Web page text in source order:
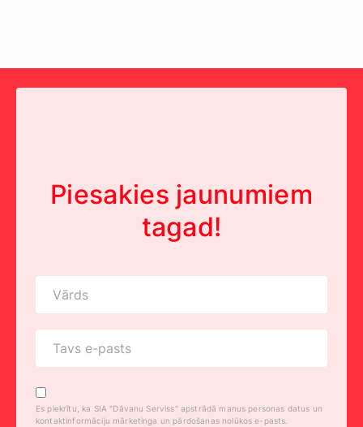
Piesakies jaunumiem
tagad!
Es piekrītu, ka SIA "Dāvanu Serviss" apstrādā manus personas datus un
kontaktinformāciju mārketinga un pārdošanas nolūkos e-pasts.